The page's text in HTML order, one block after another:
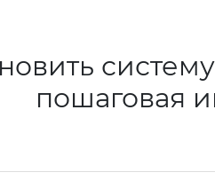
пошаговая